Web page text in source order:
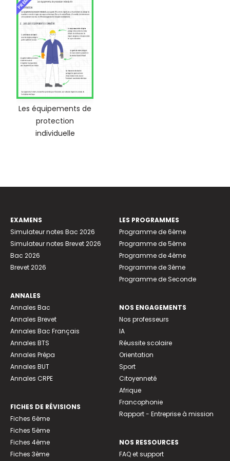
Les équipements de
protection
individuelle
EXAMENS
Simulateur notes Bac 2026
Simulateur notes Brevet 2026
Bac 2026
Brevet 2026
ANNALES
Annales Bac
Annales Brevet
Annales Bac Français
Annales BTS
Annales Prépa
Annales BUT
Annales CRPE
FICHES DE RÉVISIONS
Fiches 6ème
Fiches 5ème
Fiches 4ème
Fiches 3ème
LES PROGRAMMES
Programme de 6ème
Programme de 5ème
Programme de 4ème
Programme de 3ème
Programme de Seconde
NOS ENGAGEMENTS
Nos professeurs
IA
Réussite scolaire
Orientation
Sport
Citoyenneté
Afrique
Francophonie
Rapport - Entreprise à mission
NOS RESSOURCES
FAQ et support